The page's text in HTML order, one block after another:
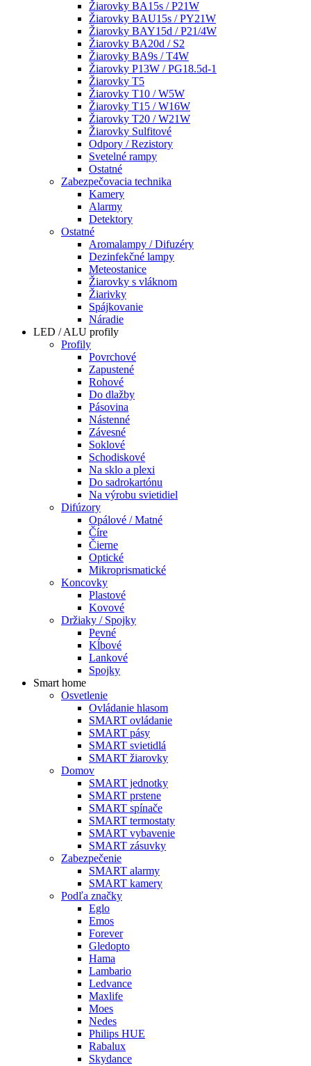
Žiarovky BA15s / P21W
Žiarovky BAU15s / PY21W
Žiarovky BAY15d / P21/4W
Žiarovky BA20d / S2
Žiarovky BA9s / T4W
Žiarovky P13W / PG18.5d-1
Žiarovky T5
Žiarovky T10 / W5W
Žiarovky T15 / W16W
Žiarovky T20 / W21W
Žiarovky Sulfitové
Odpory / Rezistory
Svetelné rampy
Ostatné
Zabezpečovacia technika
Kamery
Alarmy
Detektory
Ostatné
Aromalampy / Difuzéry
Dezinfekčné lampy
Meteostanice
Žiarovky s vláknom
Žiarivky
Spájkovanie
Náradie
LED / ALU profily
Profily
Povrchové
Zapustené
Rohové
Do dlažby
Pásovina
Nástenné
Závesné
Soklové
Schodiskové
Na sklo a plexi
Do sadrokartónu
Na výrobu svietidiel
Difúzory
Opálové / Matné
Číre
Čierne
Optické
Mikroprismatické
Koncovky
Plastové
Kovové
Držiaky / Spojky
Pevné
Kĺbové
Lankové
Spojky
Smart home
Osvetlenie
Ovládanie hlasom
SMART ovládanie
SMART pásy
SMART svietidlá
SMART žiarovky
Domov
SMART jednotky
SMART prstene
SMART spínače
SMART termostaty
SMART vybavenie
SMART zásuvky
Zabezpečenie
SMART alarmy
SMART kamery
Podľa značky
Eglo
Emos
Forever
Gledopto
Hama
Lambario
Ledvance
Maxlife
Moes
Nedes
Philips HUE
Rabalux
Skydance